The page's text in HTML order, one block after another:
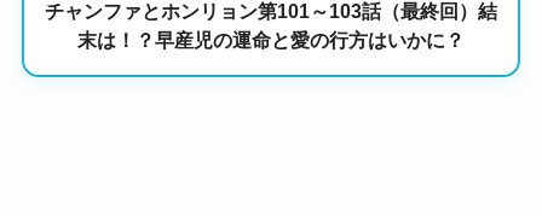
チャンファとホンリョン第101～103話（最終回）結
末は！？早産児の運命と愛の行方はいかに？